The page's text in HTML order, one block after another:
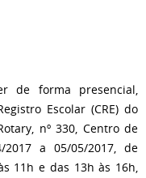
de forma presencial,
Escolar (CRE) do
nº 330, Centro de
a 05/05/2017, de
11h e das 13h às 16h,